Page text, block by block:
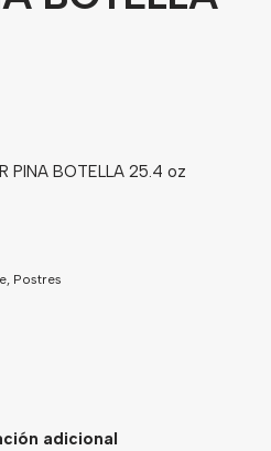
PINA BOTELLA 25.4 oz
Postres
adicional